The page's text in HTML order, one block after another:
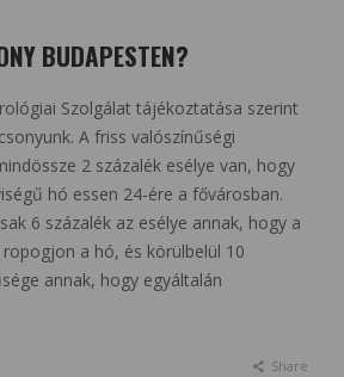
BUDAPESTEN?
Szolgálat tájékoztatása szerint
A friss valószínűségi
2 százalék esélye van, hogy
hó essen 24-ére a fővárosban.
6 százalék az esélye annak, hogy a
a hó, és körülbelül 10
annak, hogy egyáltalán
Share